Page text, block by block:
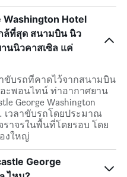
Hotel
ล้ที่สุด สนามบิน นิว
นนิวคาสเซิล แค่
าขับรถที่คาดไว้จากสนามบิน
ะพอนไทน์ ท่าอากาศยาน
George Washington
. เวลาขับรถโดยประมาณ
าจรในพื้นที่โดยรอบ โดย
งใหญ่
George